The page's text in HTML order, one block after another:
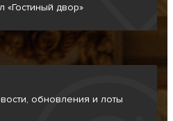
«Гостиный двор»
обновления и лоты